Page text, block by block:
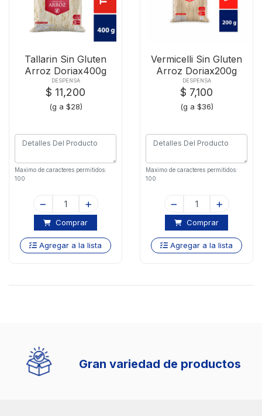
Tallarin Sin Gluten
Arroz Doriax400g
DESPENSA
$ 11,200
(g a $28)
Maximo de caracteres permitidos:
100
Comprar
Agregar a la lista
Vermicelli Sin Gluten
Arroz Doriax200g
DESPENSA
$ 7,100
(g a $36)
Maximo de caracteres permitidos:
100
Comprar
Agregar a la lista
Gran variedad de productos